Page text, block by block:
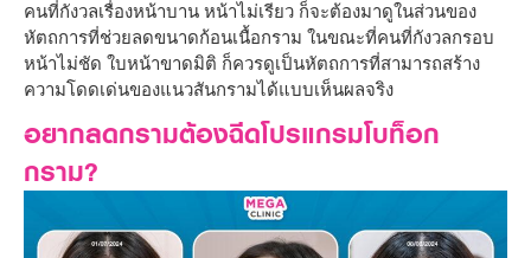
คนที่กังวลเรื่องหน้าบาน หน้าไม่เรียว ก็จะต้องมาดูในส่วนของ
หัตถการที่ช่วยลดขนาดก้อนเนื้อกราม ในขณะที่คนที่กังวลกรอบ
หน้าไม่ชัด ใบหน้าขาดมิติ ก็ควรดูเป็นหัตถการที่สามารถสร้าง
ความโดดเด่นของแนวสันกรามได้แบบเห็นผลจริง
อยากลดกรามต้องฉีดโปรแกรมโบท็อก
กราม?